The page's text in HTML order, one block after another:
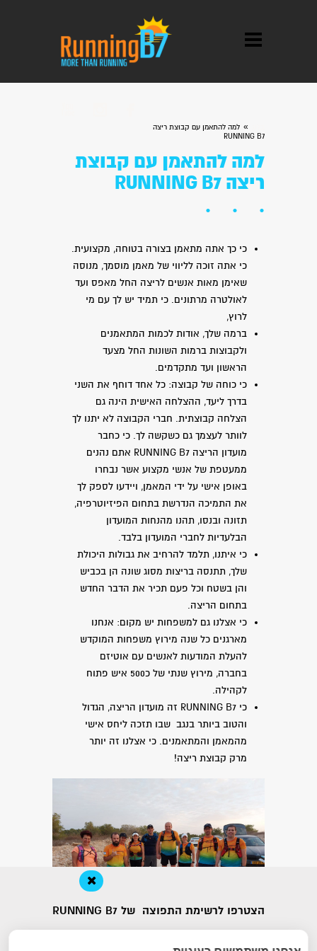
» למה להתאמן עם קבוצת ריצה
RUNNING B7
למה להתאמן עם קבוצת
ריצה RUNNING B7
כי כך אתה מתאמן בצורה בטוחה, מקצועית.
כי אתה זוכה לליווי של מאמן מוסמך, מנוסה
שאימן מאות אנשים לריצה החל מאפס ועד
לאולטרה מרתונים. כי תמיד יש לך עם מי
לרוץ,
ברמה שלך, אודות לכמות המתאמנים
ולקבוצות ברמות השונות החל מצעד
הראשון ועד מתקדמים.
כי כוחה של קבוצה: כל אחד דוחף את השני
בדרך ליעד, ההצלחה האישית הינה גם
הצלחה קבוצתית. חברי הקבוצה לא יתנו לך
לוותר לעצמך גם כשקשה לך. כי כחבר
מועדון הריצה RUNNING B7 אתם נהנים
ממעטפת של אנשי מקצוע אשר נבחרו
באופן אישי על ידי המאמן, ויידעו לספק לך
את התמיכה הנדרשת בתחום הפיזיוטרפיה,
תזונה ובנסו, תהנו מהנחות המועדון
הבלעדיות לחברי המועדון בלבד.
כי איתנו, תלמד להרחיב את גבולות היכולת
שלך, תתנסה בריצות מסוג שונה הן בכביש
והן בשטח וכל פעם תכיר את הדבר החדש
בתחום הריצה.
כי אצלנו גם למשפחות יש מקום: אנחנו
מארגנים כל שנה מירוץ משפחות המוקדש
להעלת המודעות לאנשים עם אוטיזם
בחברה, מירוץ שנתי של כ500 איש פתוח
לקהילה.
כי RUNNING B7 זה מועדון הריצה, הגדול
והטוב ביותר בנגב שבו תזכה ליחס אישי
מהמאמן והמתאמנים. כי אצלנו זה יותר
מרק קבוצת ריצה!
הצטרפו לרשימת התפוצה של RUNNING B7